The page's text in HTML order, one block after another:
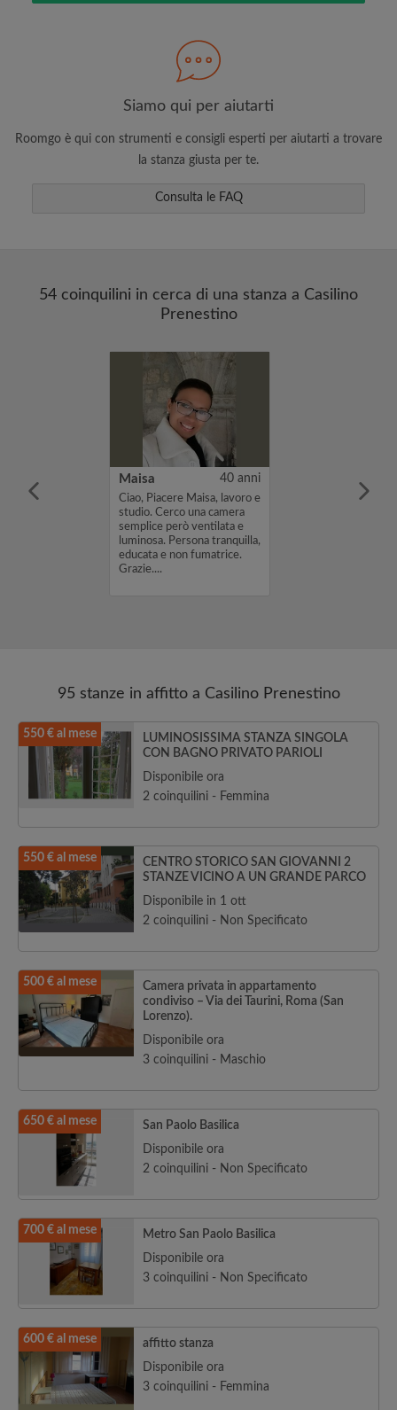
Ricevi aggiornamenti via email per gli ultimi
annunci di stanze
Effettua richieste di visite
Fai sapere ai coinquilini e ai proprietari
Siamo qui per aiutarti
Roomgo è qui con strumenti e consigli esperti per aiutarti a trovare
la stanza giusta per te.
Consulta le FAQ
54 coinquilini in cerca di una stanza a Casilino
Prenestino
Maisa 40 anni
Ciao, Piacere Maisa, lavoro e
studio. Cerco una camera
semplice però ventilata e
luminosa. Persona tranquilla,
educata e non fumatrice.
Grazie....
95 stanze in affitto a Casilino Prenestino
550 € al mese
LUMINOSISSIMA STANZA SINGOLA
CON BAGNO PRIVATO PARIOLI
Disponibile ora
2 coinquilini - Femmina
550 € al mese
CENTRO STORICO SAN GIOVANNI 2
STANZE VICINO A UN GRANDE PARCO
Disponibile in 1 ott
2 coinquilini - Non Specificato
500 € al mese
Camera privata in appartamento
condiviso – Via dei Taurini, Roma (San
Lorenzo).
Disponibile ora
3 coinquilini - Maschio
650 € al mese
San Paolo Basilica
Disponibile ora
2 coinquilini - Non Specificato
700 € al mese
Metro San Paolo Basilica
Disponibile ora
3 coinquilini - Non Specificato
600 € al mese
affitto stanza
Disponibile ora
3 coinquilini - Femmina